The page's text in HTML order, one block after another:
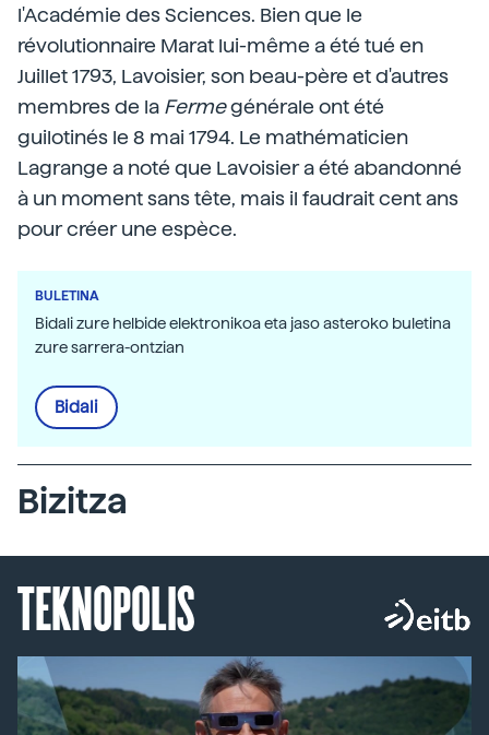
l'Académie des Sciences. Bien que le
révolutionnaire Marat lui-même a été tué en
Juillet 1793, Lavoisier, son beau-père et d'autres
membres de la Fermegénérale ont été
guilotinés le 8 mai 1794. Le mathématicien
Lagrange a noté que Lavoisier a été abandonné
à un moment sans tête, mais il faudrait cent ans
pour créer une espèce.
BULETINA
Bidali zure helbide elektronikoa eta jaso asteroko buletina
zure sarrera-ontzian
Bidali
Bizitza
TEKNOPOLIS